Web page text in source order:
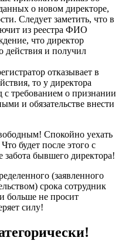
о новом директоре,
Следует заметить, что в
из реестра ФИО
что директор
действия и получил
отказывает в
то у директора
с требованием о признании
и обязательстве внести
Спокойно уехать
будет после этого с
бывшего директора!
(заявленного
срока сотрудник
больше не просит
силу!